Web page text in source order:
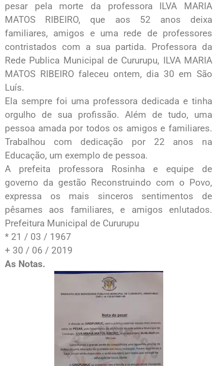
pesar pela morte da professora ILVA MARIA
MATOS RIBEIRO, que aos 52 anos deixa
familiares, amigos e uma rede de professores
contristados com a sua partida. Professora da
Rede Publica Municipal de Cururupu, ILVA MARIA
MATOS RIBEIRO faleceu ontem, dia 30 em São
Luís.
Ela sempre foi uma professora dedicada e tinha
orgulho de sua profissão. Além de tudo, uma
pessoa amada por todos os amigos e familiares.
Trabalhou com dedicação por 22 anos na
Educação, um exemplo de pessoa.
A prefeita professora Rosinha e equipe de
governo da gestão Reconstruindo com o Povo,
expressa os mais sinceros sentimentos de
pêsames aos familiares, e amigos enlutados.
Prefeitura Municipal de Cururupu
* 21 / 03 / 1967
+ 30 / 06 / 2019
As Notas.